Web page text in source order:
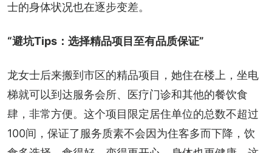
士的身体状况也在逐步变差。
“避坑Tips：选择精品项目至有品质保证”
龙女士后来搬到市区的精品项目，她住在楼上，坐电
梯就可以到达服务会所、医疗门诊和其他的餐饮食
肆，非常方便。这个项目限定居住单位的总数不超过
100间，保证了服务质素不会因为住客多而下降，饮